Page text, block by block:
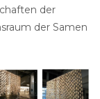
der
der Samen